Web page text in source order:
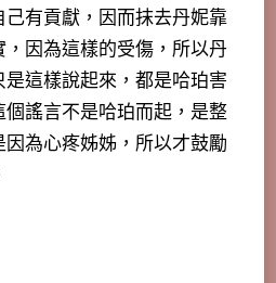
有貢獻，因而抹去丹妮靠
因為這樣的受傷，所以丹
這樣說起來，都是哈珀害
謠言不是哈珀而起，是整
為心疼姊姊，所以才鼓勵